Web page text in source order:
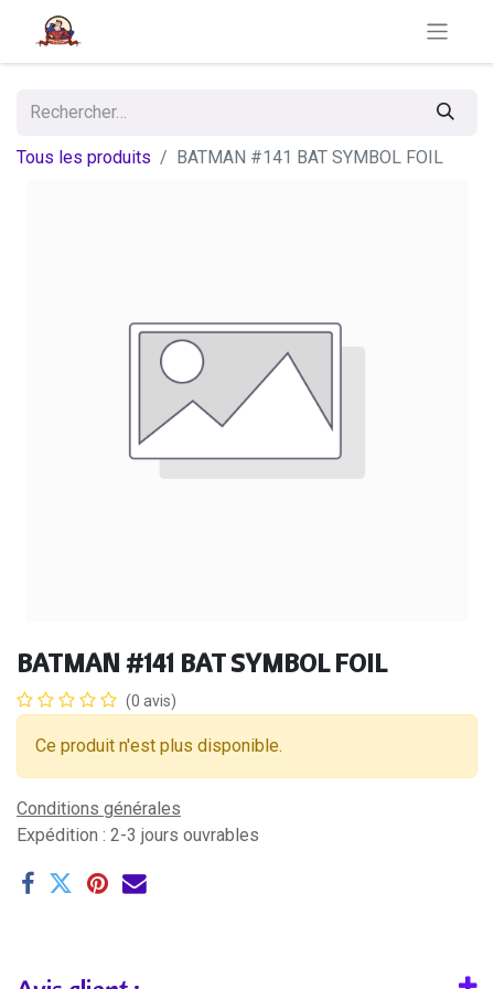
Tous les produits BATMAN #141 BAT SYMBOL FOIL
BATMAN #141 BAT SYMBOL FOIL
(0 avis)
Ce produit n'est plus disponible.
Conditions générales
Expédition : 2-3 jours ouvrables